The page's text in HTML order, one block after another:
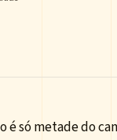
é só metade do